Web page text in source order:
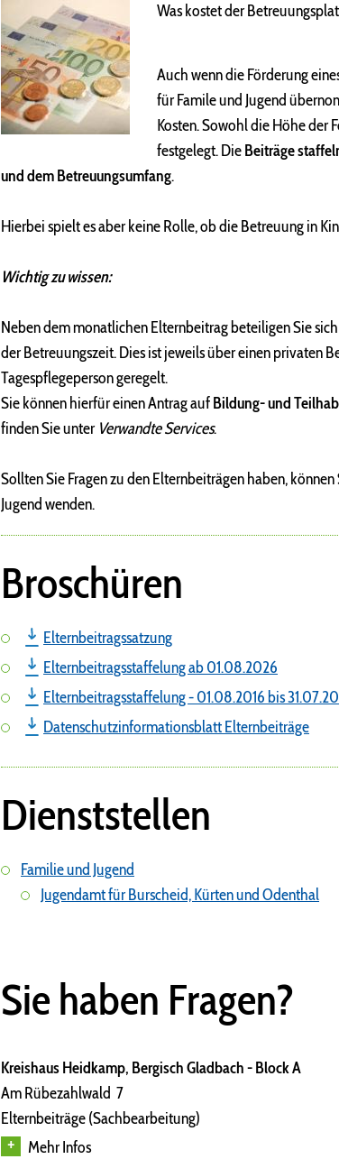
Was kostet der
Auch wenn die Förderung
für Famile und Jugend
Kosten. Sowohl die Höhe der
festgelegt. DieBeiträge
und dem Betreuungsumfang.
Hierbei spielt es aber keine Rolle, ob die Betreuung in
Wichtig zu wissen:
Neben dem monatlichen Elternbeitrag beteiligen Sie
der Betreuungszeit. Dies ist jeweils über einen privaten
Tagespflegeperson geregelt.
Sie können hierfür einen Antrag aufBildung- und
finden Sie unter Verwandte Services.
Sollten Sie Fragen zu den Elternbeiträgen haben,
Jugend wenden.
Broschüren
Elternbeitragssatzung
Elternbeitragsstaffelung ab 01.08.2026
Elternbeitragsstaffelung - 01.08.2016 bis
Datenschutzinformationsblatt Elternbeiträge
Dienststellen
Familie und Jugend
Jugendamt für Burscheid, Kürten und Odenthal
Sie haben Fragen?
Kreishaus Heidkamp, Bergisch Gladbach - Block A
Am Rübezahlwald 7
Elternbeiträge (Sachbearbeitung)
Mehr Infos